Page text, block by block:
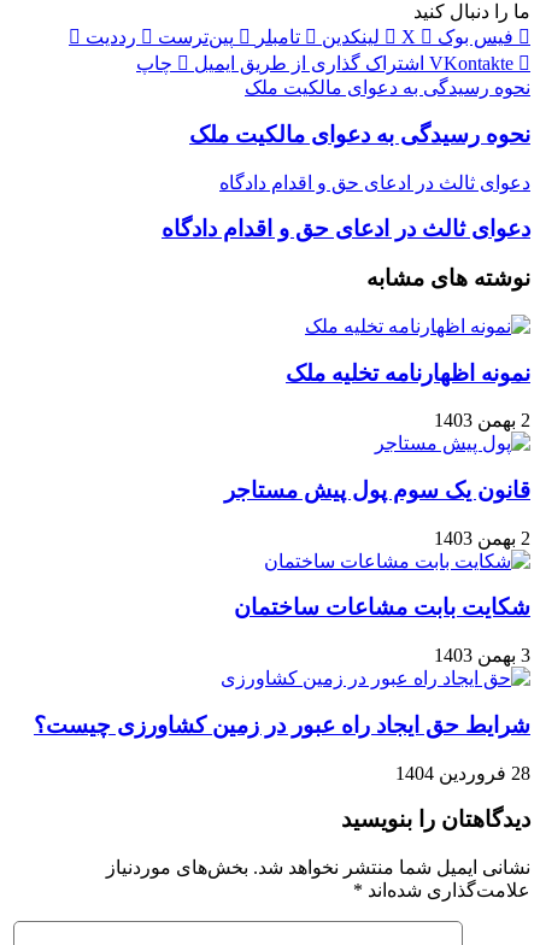
ما را دنبال کنید
فیس بوک
X لینکدین ‫تامبلر ‫پین‌ترست
‫رددیت
‫VKontakte اشتراک گذاری از طریق ایمیل
چاپ
نحوه رسیدگی به دعوای مالکیت ملک
نحوه رسیدگی به دعوای مالکیت ملک
دعوای ثالث در ادعای حق و اقدام دادگاه
دعوای ثالث در ادعای حق و اقدام دادگاه
نوشته های مشابه
نمونه اظهارنامه تخلیه ملک
2 بهمن 1403
قانون یک سوم پول پیش مستاجر
2 بهمن 1403
شکایت بابت مشاعات ساختمان
3 بهمن 1403
شرایط حق ایجاد راه عبور در زمین کشاورزی چیست؟
28 فروردین 1404
دیدگاهتان را بنویسید
نشانی ایمیل شما منتشر نخواهد شد. بخش‌های موردنیاز
علامت‌گذاری شده‌اند *